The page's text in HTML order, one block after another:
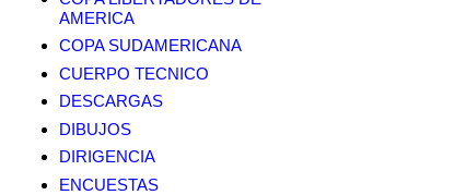
AMERICA
COPA SUDAMERICANA
CUERPO TECNICO
DESCARGAS
DIBUJOS
DIRIGENCIA
ENCUESTAS